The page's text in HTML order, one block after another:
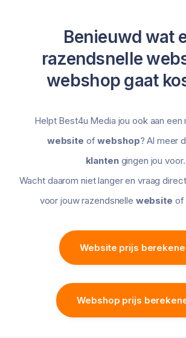
Benieuwd wat
razendsnelle
webshop gaat
Helpt Best4u Media jou ook aan een
website ofwebshop? Al meer
klantengingen jou voor.
Wacht daarom niet langer en vraag
voor jouw razendsnelle website of
Website prijs
Webshop prijs